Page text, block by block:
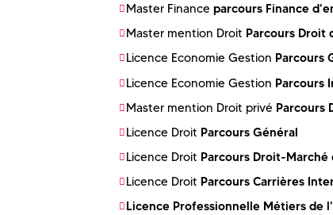
Master Finance parcours Finance
Master mention Droit Parcours Droit
Licence Economie Gestion Parcours
Licence Economie Gestion Parcours
Master mention Droit privé Parcours
Licence Droit Parcours Général
Licence Droit Parcours Droit-Marché
Licence Droit Parcours Carrières
Licence Professionnelle Métiers de